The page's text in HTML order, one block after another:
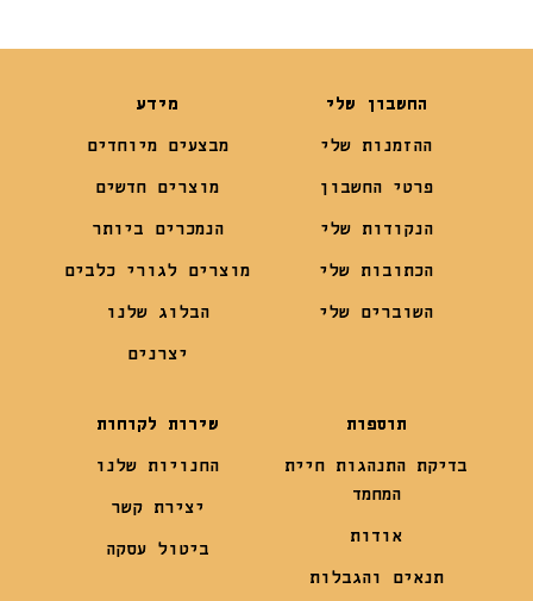
החשבון שלי
ההזמנות שלי
פרטי החשבון
הנקודות שלי
הכתובות שלי
השוברים שלי
מידע
מבצעים מיוחדים
מוצרים חדשים
הנמכרים ביותר
מוצרים לגורי כלבים
הבלוג שלנו
יצרנים
תוספות
בדיקת התנהגות חיית
המחמד
אודות
תנאים והגבלות
שירות לקוחות
החנויות שלנו
יצירת קשר
ביטול עסקה